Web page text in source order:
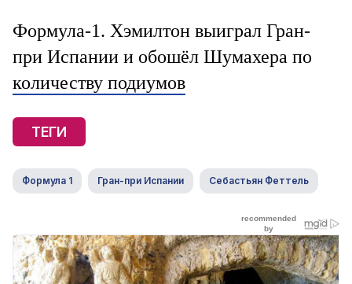
Формула-1. Хэмилтон выиграл Гран-
при Испании и обошёл Шумахера по
количеству подиумов
ТЕГИ
Формула 1 Гран-при Испании Себастьян Феттель